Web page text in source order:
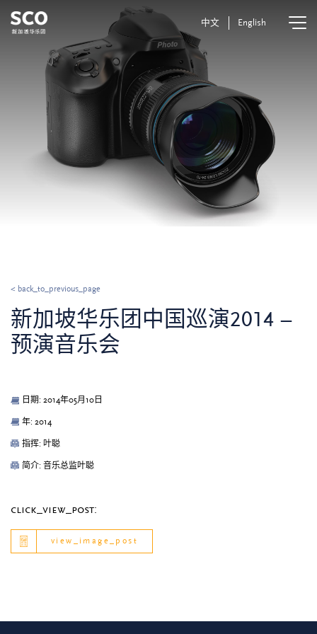
中文 English
< back_to_previous_page
新加坡华乐团中国巡演2014 –
预演音乐会
日期: 2014年05月10日
年: 2014
指挥: 叶聪
简介: 音乐总监叶聪
click_view_post:
view_image_post